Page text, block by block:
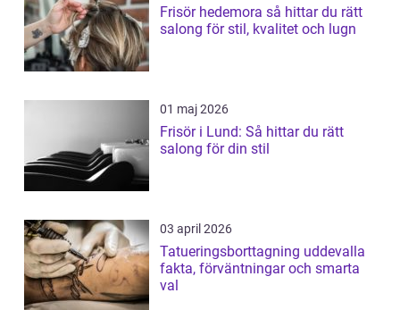
Frisör hedemora så hittar du rätt
salong för stil, kvalitet och lugn
01 maj 2026
Frisör i Lund: Så hittar du rätt
salong för din stil
03 april 2026
Tatueringsborttagning uddevalla
fakta, förväntningar och smarta
val